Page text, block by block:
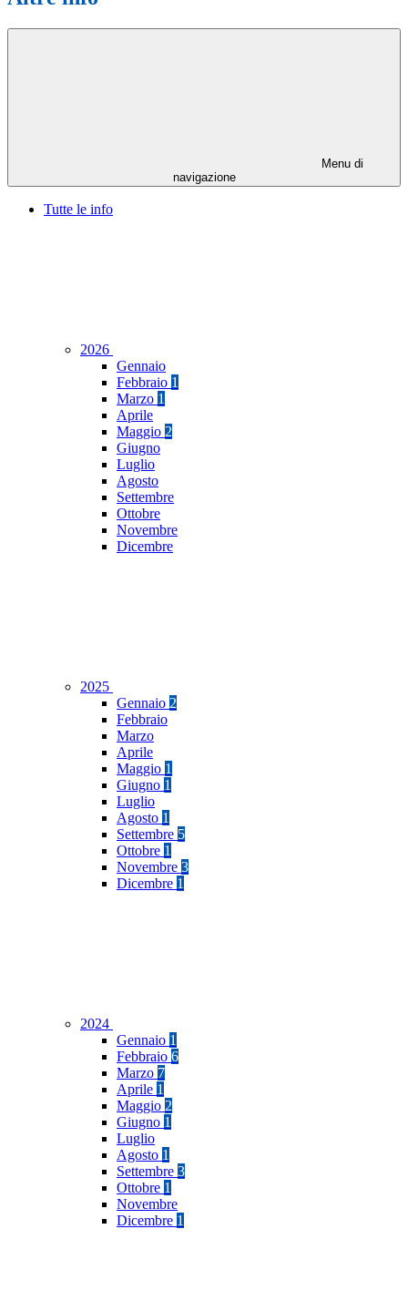
Menu di
navigazione
Tutte le info
2026
Gennaio
Febbraio 1
Marzo 1
Aprile
Maggio 2
Giugno
Luglio
Agosto
Settembre
Ottobre
Novembre
Dicembre
2025
Gennaio 2
Febbraio
Marzo
Aprile
Maggio 1
Giugno 1
Luglio
Agosto 1
Settembre 5
Ottobre 1
Novembre 3
Dicembre 1
2024
Gennaio 1
Febbraio 6
Marzo 7
Aprile 1
Maggio 2
Giugno 1
Luglio
Agosto 1
Settembre 3
Ottobre 1
Novembre
Dicembre 1